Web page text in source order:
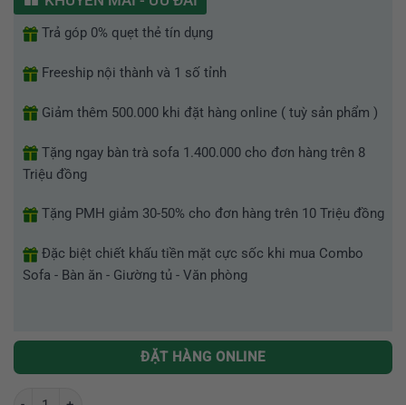
Trả góp 0% quẹt thẻ tín dụng
Freeship nội thành và 1 số tỉnh
Giảm thêm 500.000 khi đặt hàng online ( tuỳ sản phẩm )
Tặng ngay bàn trà sofa 1.400.000 cho đơn hàng trên 8
Triệu đồng
Tặng PMH giảm 30-50% cho đơn hàng trên 10 Triệu đồng
Đặc biệt chiết khấu tiền mặt cực sốc khi mua Combo
Sofa - Bàn ăn - Giường tủ - Văn phòng
ĐẶT HÀNG ONLINE